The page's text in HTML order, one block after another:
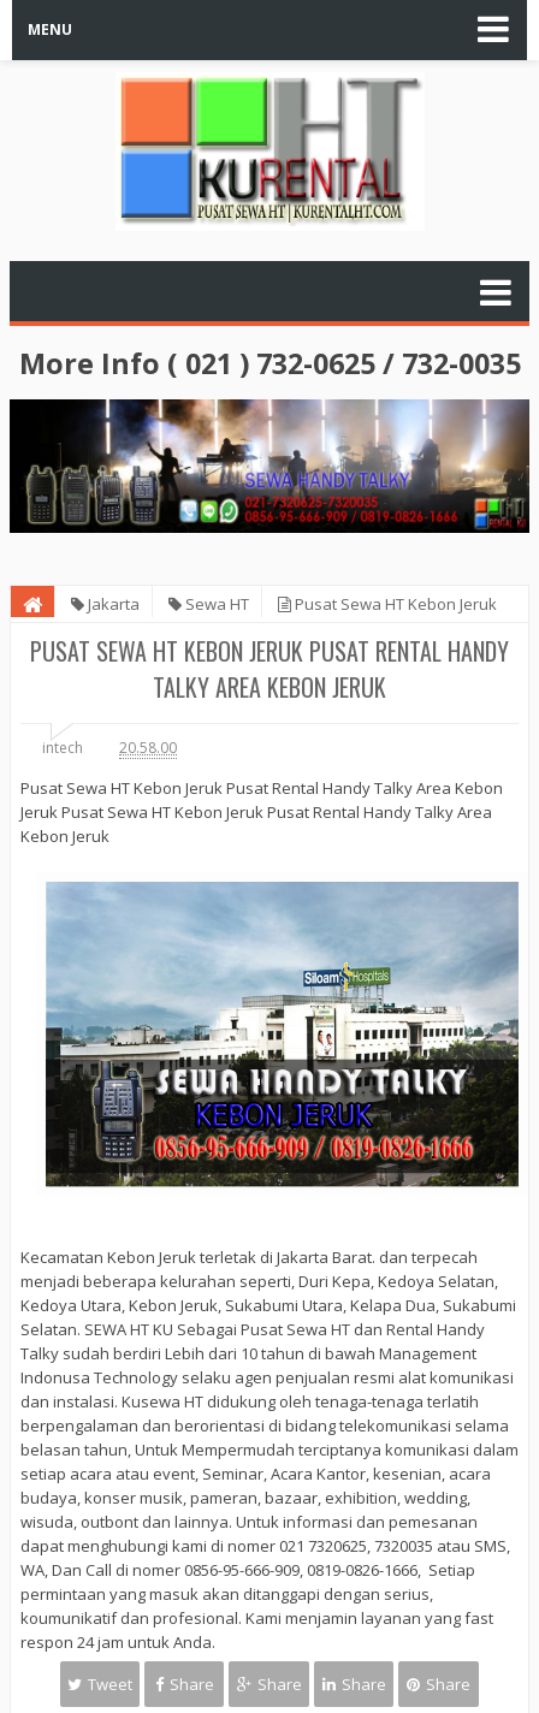
MENU
More Info ( 021 ) 732-0625 / 732-0035
Jakarta Sewa HT
Pusat Sewa HT Kebon Jeruk
Pusat Rental Handy Talky Area Kebon Jeruk
PUSAT SEWA HT KEBON JERUK PUSAT RENTAL HANDY
TALKY AREA KEBON JERUK
intech 20.58.00
Pusat Sewa HT Kebon Jeruk Pusat Rental Handy Talky Area Kebon
Jeruk Pusat Sewa HT Kebon Jeruk Pusat Rental Handy Talky Area
Kebon Jeruk
Kecamatan Kebon Jeruk terletak di Jakarta Barat. dan terpecah
menjadi beberapa kelurahan seperti, Duri Kepa, Kedoya Selatan,
Kedoya Utara, Kebon Jeruk, Sukabumi Utara, Kelapa Dua, Sukabumi
Selatan. SEWA HT KU Sebagai Pusat Sewa HT dan Rental Handy
Talky sudah berdiri Lebih dari 10 tahun di bawah Management
Indonusa Technology selaku agen penjualan resmi alat komunikasi
dan instalasi. Kusewa HT didukung oleh tenaga-tenaga terlatih
berpengalaman dan berorientasi di bidang telekomunikasi selama
belasan tahun, Untuk Mempermudah terciptanya komunikasi dalam
setiap acara atau event, Seminar, Acara Kantor, kesenian, acara
budaya, konser musik, pameran, bazaar, exhibition, wedding,
wisuda, outbont dan lainnya. Untuk informasi dan pemesanan
dapat menghubungi kami di nomer 021 7320625, 7320035 atau SMS,
WA, Dan Call di nomer 0856-95-666-909, 0819-0826-1666, Setiap
permintaan yang masuk akan ditanggapi dengan serius,
koumunikatif dan profesional. Kami menjamin layanan yang fast
respon 24 jam untuk Anda.
Tweet
Share Share Share Share